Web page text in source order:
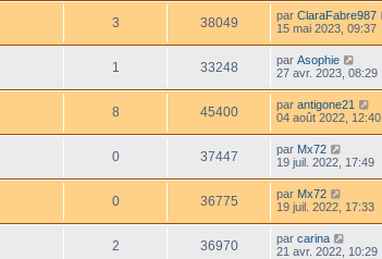
3 38049 par ClaraFabre987
15 mai 2023, 09:37
1 33248 par Asophie
27 avr. 2023, 08:29
8 45400 par antigone21
04 août 2022, 12:40
0 37447 par Mx72
19 juil. 2022, 17:49
0 36775 par Mx72
19 juil. 2022, 17:33
2 36970 par carina
21 avr. 2022, 10:29